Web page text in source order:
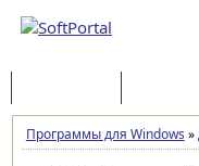
Программы для Windows »